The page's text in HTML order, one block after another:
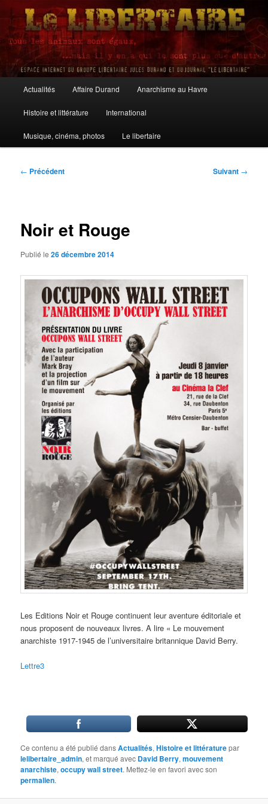
Aller
contenu
principalLe Libertaire
principal
Actualités Affaire Durand Anarchisme au Havre
Histoire et littérature International
Musique, cinéma, photos Le libertaire
Navigation
← Précédent Suivant →
Noir et Rouge
Publié le26 décembre 2014
Les Editions Noir et Rouge continuent leur aventure éditoriale et
nous proposent de nouveaux livres. A lire « Le mouvement
anarchiste 1917-1945 de l’universitaire britannique David Berry.
Lettre3
Ce contenu a été publié dansActualités,Histoire et littératurepar
lelibertaire_admin, et marqué avec David Berry,mouvement
anarchiste,occupy wall street. Mettez-le en favori avec son
permalien.